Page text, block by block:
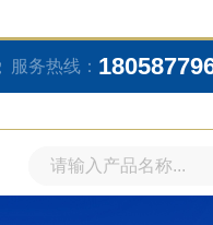
服务热线：